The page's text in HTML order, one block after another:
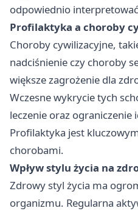
odpowiednio
Profilaktyka a choroby
Choroby cywilizacyjne,
nadciśnienie czy choroby
większe zagrożenie dla
Wczesne wykrycie tych
leczenie oraz ograniczenie
Profilaktyka jest
chorobami.
Wpływ stylu życia na
Zdrowy styl życia ma
organizmu. Regularna